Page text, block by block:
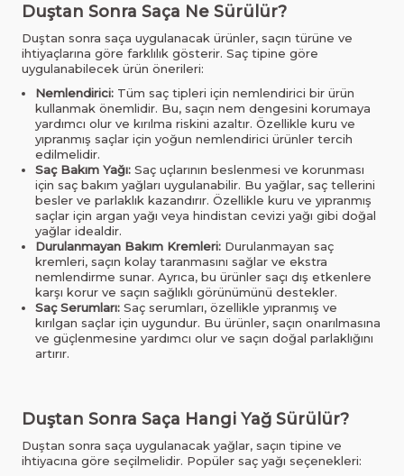
Duştan Sonra Saça Ne Sürülür?
Duştan sonra saça uygulanacak ürünler, saçın türüne ve
ihtiyaçlarına göre farklılık gösterir. Saç tipine göre
uygulanabilecek ürün önerileri:
Nemlendirici: Tüm saç tipleri için nemlendirici bir ürün
kullanmak önemlidir. Bu, saçın nem dengesini korumaya
yardımcı olur ve kırılma riskini azaltır. Özellikle kuru ve
yıpranmış saçlar için yoğun nemlendirici ürünler tercih
edilmelidir.
Saç Bakım Yağı: Saç uçlarının beslenmesi ve korunması
için saç bakım yağları uygulanabilir. Bu yağlar, saç tellerini
besler ve parlaklık kazandırır. Özellikle kuru ve yıpranmış
saçlar için argan yağı veya hindistan cevizi yağı gibi doğal
yağlar idealdir.
Durulanmayan Bakım Kremleri: Durulanmayan saç
kremleri, saçın kolay taranmasını sağlar ve ekstra
nemlendirme sunar. Ayrıca, bu ürünler saçı dış etkenlere
karşı korur ve saçın sağlıklı görünümünü destekler.
Saç Serumları: Saç serumları, özellikle yıpranmış ve
kırılgan saçlar için uygundur. Bu ürünler, saçın onarılmasına
ve güçlenmesine yardımcı olur ve saçın doğal parlaklığını
artırır.
Duştan Sonra Saça Hangi Yağ Sürülür?
Duştan sonra saça uygulanacak yağlar, saçın tipine ve
ihtiyacına göre seçilmelidir. Popüler saç yağı seçenekleri: